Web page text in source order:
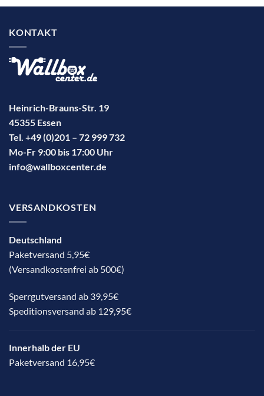
KONTAKT
Heinrich-Brauns-Str. 19
45355 Essen
Tel. +49 (0)201 – 72 999 732
Mo-Fr 9:00 bis 17:00 Uhr
info@wallboxcenter.de
VERSANDKOSTEN
Deutschland
Paketversand 5,95€
(Versandkostenfrei ab 500€)
Sperrgutversand ab 39,95€
Speditionsversand ab 129,95€
Innerhalb der EU
Paketversand 16,95€